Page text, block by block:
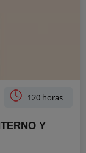
120 horas
Y